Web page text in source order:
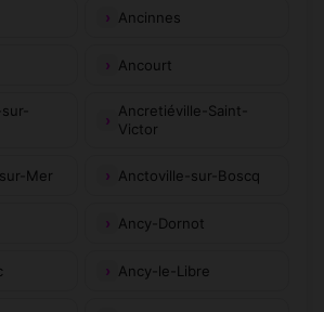
Ancinnes
Ancourt
Ancretiéville-Saint-
Victor
Mer Anctoville-sur-Boscq
Ancy-Dornot
Ancy-le-Libre